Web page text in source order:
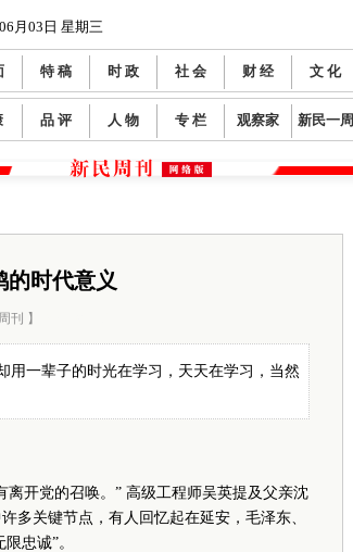
月03日 星期三
特 稿 时 政 社 会 财 经 文 化
品 评 人 物 专 栏 观察家 新民一周
的时代意义
刊 】
一辈子的时光在学习，天天在学习，当然
开党的召唤。” 高级工程师吴英提及父亲沈
多关键节点，有人回忆起在延安，毛泽东、
忠诚”。